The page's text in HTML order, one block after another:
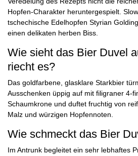
Hopfen-Charakter heruntergespielt.
tschechische Edelhopfen Styrian
einen delikaten herben Biss.
Wie sieht das Bier Duvel
riecht es?
Das goldfarbene, glasklare Starkbier
Ausschenken üppig auf mit filigraner 4-
Schaumkrone und duftet fruchtig von
Malz und würzigen Hopfennoten.
Wie schmeckt das Bier
Im Antrunk begleitet ein sehr lebhaftes